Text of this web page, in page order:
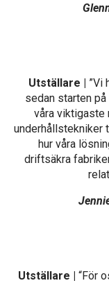
Utställare | ”Vi
sedan starten
våra viktigaste
underhållstekniker
hur våra
driftsäkra
Utställare | “För